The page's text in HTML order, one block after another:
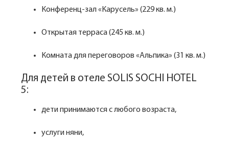
Конференц-зал «Карусель» (229 кв. м.)
Открытая терраса (245 кв. м.)
Комната для переговоров «Альпика» (31 кв. м.)
Для детей в отеле SOLIS SOCHI HOTEL
5:
дети принимаются с любого возраста,
услуги няни,